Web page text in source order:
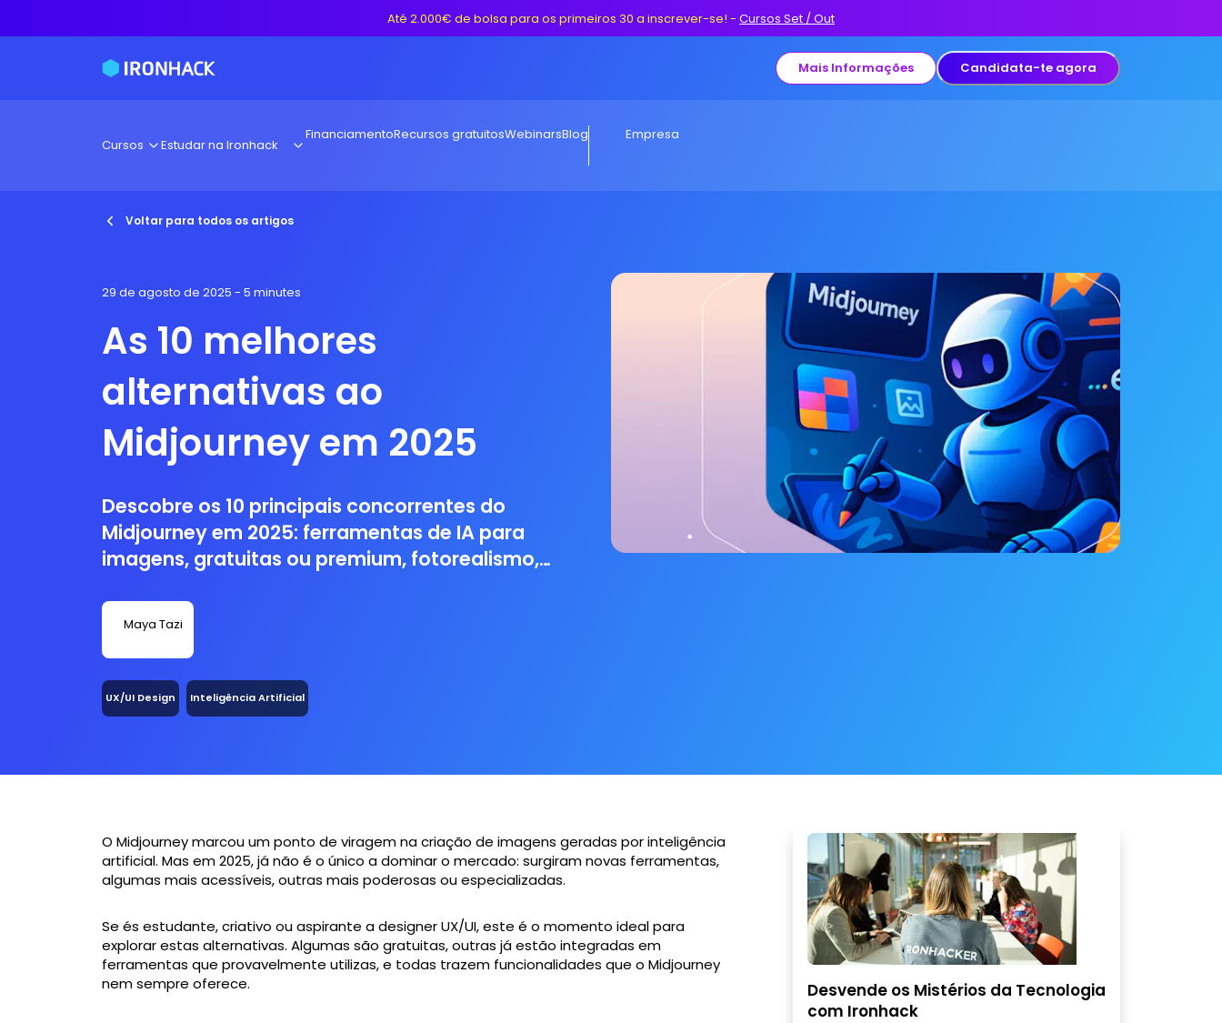
Até 2.000€ de bolsa para os primeiros 30 a inscrever-se! - Cursos Set / Out
Mais Informações Candidata-te agora
Cursos Estudar na Ironhack
FinanciamentoRecursos gratuitosWebinarsBlog Empresa
Voltar para todos os artigos
29 de agosto de 2025 - 5 minutes
As 10 melhores
alternativas ao
Midjourney em 2025
Descobre os 10 principais concorrentes do
Midjourney em 2025: ferramentas de IA para
imagens, gratuitas ou premium, fotorealismo,
Maya Tazi
UX/UI Design Inteligência Artificial
O Midjourney marcou um ponto de viragem na criação de imagens geradas por inteligência
artificial. Mas em 2025, já não é o único a dominar o mercado: surgiram novas ferramentas,
algumas mais acessíveis, outras mais poderosas ou especializadas.
Se és estudante, criativo ou aspirante a designer UX/UI, este é o momento ideal para
explorar estas alternativas. Algumas são gratuitas, outras já estão integradas em
ferramentas que provavelmente utilizas, e todas trazem funcionalidades que o Midjourney
nem sempre oferece.
Desvende os Mistérios da Tecnologia
com Ironhack